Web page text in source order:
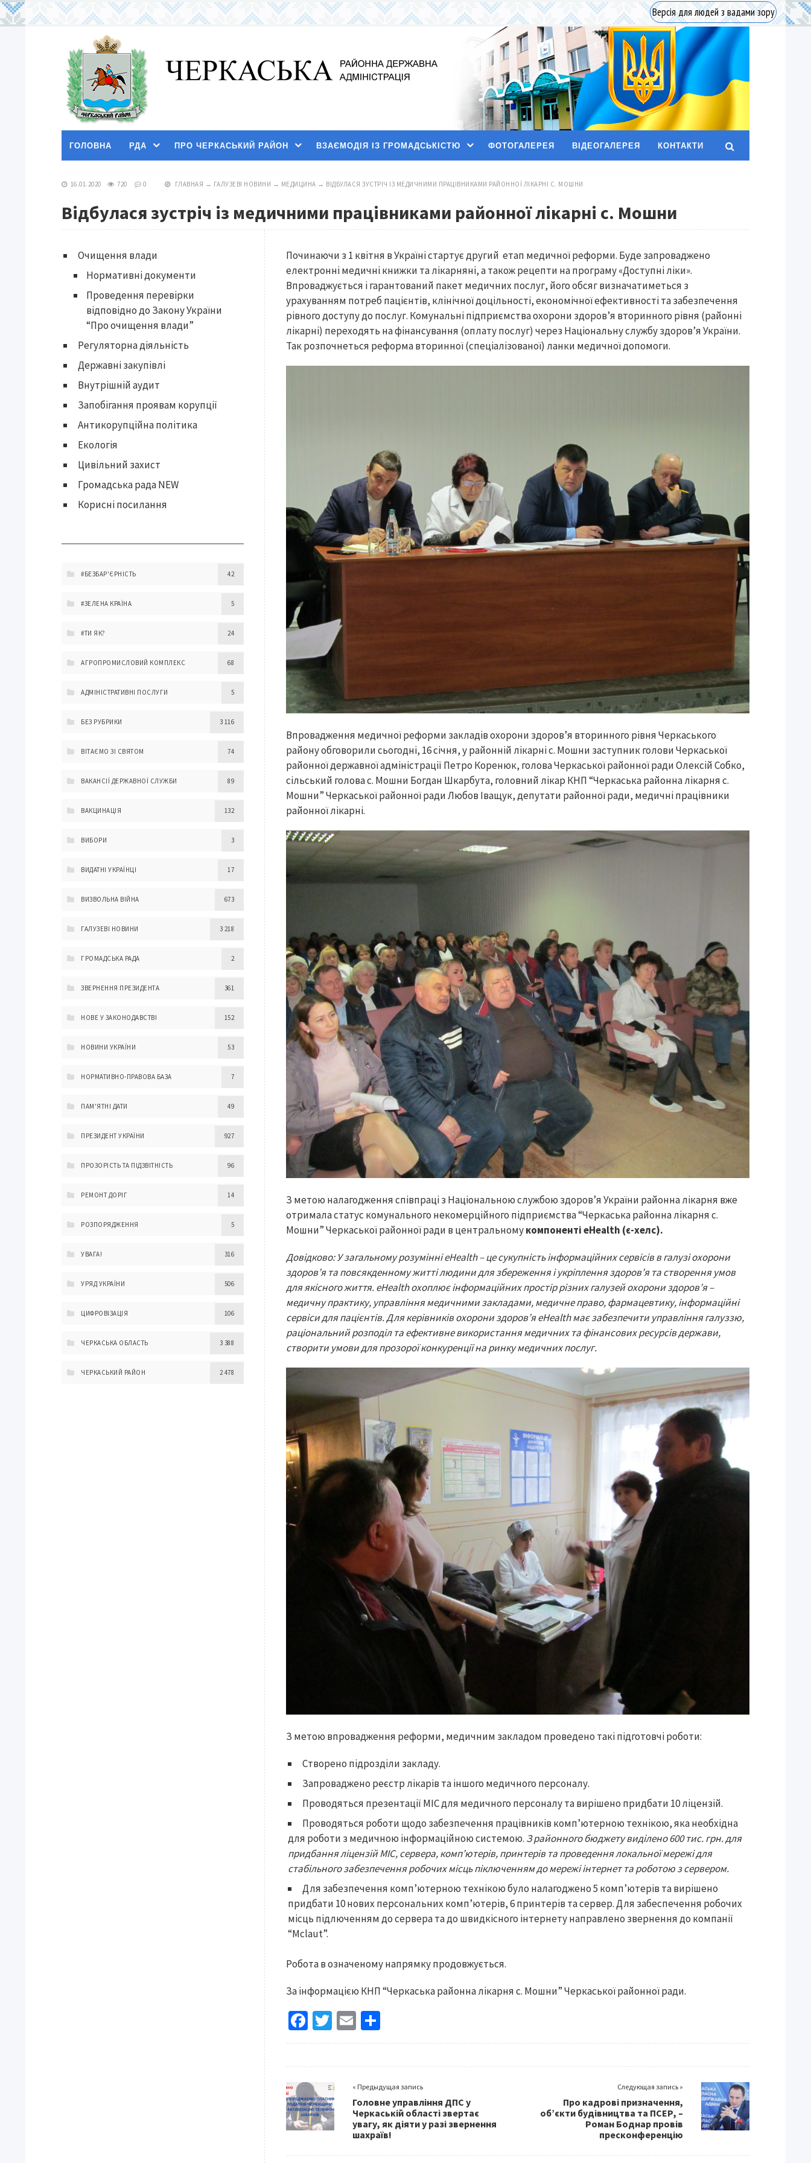
Версія для людей з вадами зору
ГОЛОВНА РДА ПРО ЧЕРКАСЬКИЙ РАЙОН ВЗАЄМОДІЯ ІЗ ГРОМАДСЬКІСТЮ ФОТОГАЛЕРЕЯ ВІДЕОГАЛЕРЕЯ КОНТАКТИ
16.01.2020 720 0 ГЛАВНАЯ → ГАЛУЗЕВІ НОВИНИ → МЕДИЦИНА → ВІДБУЛАСЯ ЗУСТРІЧ ІЗ МЕДИЧНИМИ ПРАЦІВНИКАМИ РАЙОННОЇ ЛІКАРНІ С. МОШНИ
Відбулася зустріч із медичними працівниками районної лікарні с. Мошни
Починаючи з 1 квітня в Україні стартує другий етап медичної реформи. Буде запроваджено
електронні медичні книжки та лікарняні, а також рецепти на програму «Доступні ліки».
Впроваджується і гарантований пакет медичних послуг, його обсяг визначатиметься з
урахуванням потреб пацієнтів, клінічної доцільності, економічної ефективності та забезпечення
рівного доступу до послуг. Комунальні підприємства охорони здоров’я вторинного рівня (районні
лікарні) переходять на фінансування (оплату послуг) через Національну службу здоров’я України.
Так розпочнеться реформа вторинної (спеціалізованої) ланки медичної допомоги.
Впровадження медичної реформи закладів охорони здоров’я вторинного рівня Черкаського
району обговорили сьогодні, 16 січня, у районній лікарні с. Мошни заступник голови Черкаської
районної державної адміністрації Петро Коренюк, голова Черкаської районної ради Олексій Собко,
сільський голова с. Мошни Богдан Шкарбута, головний лікар КНП “Черкаська районна лікарня с.
Мошни” Черкаської районної ради Любов Іващук, депутати районної ради, медичні працівники
районної лікарні.
З метою налагодження співпраці з Національною службою здоров’я України районна лікарня вже
отримала статус комунального некомерційного підприємства “Черкаська районна лікарня с.
Мошни” Черкаської районної ради в центральномукомпоненті еHealth (є-хелс).
Довідково: У загальному розумінні еHealth – це сукупність інформаційних сервісів в галузі охорони
здоров’я та повсякденному житті людини для збереження і укріплення здоров’я та створення умов
для якісного життя. еHealth охоплює інформаційних простір різних галузей охорони здоров’я –
медичну практику, управління медичними закладами, медичне право, фармацевтику, інформаційні
сервіси для пацієнтів. Для керівників охорони здоров’я еHealth має забезпечити управління галуззю,
раціональний розподіл та ефективне використання медичних та фінансових ресурсів держави,
створити умови для прозорої конкуренції на ринку медичних послуг.
З метою впровадження реформи, медичним закладом проведено такі підготовчі роботи:
Створено підрозділи закладу.
Запроваджено реєстр лікарів та іншого медичного персоналу.
Проводяться презентації МІС для медичного персоналу та вирішено придбати 10 ліцензій.
Проводяться роботи щодо забезпечення працівників комп’ютерною технікою, яка необхідна
для роботи з медичною інформаційною системою. З районного бюджету виділено 600 тис. грн. для
придбання ліцензій МІС, сервера, комп’ютерів, принтерів та проведення локальної мережі для
стабільного забезпечення робочих місць піключенням до мережі інтернет та роботою з сервером.
Для забезпечення комп’ютерною технікою було налагоджено 5 комп’ютерів та вирішено
придбати 10 нових персональних комп’ютерів, 6 принтерів та сервер. Для забеспечення робочих
місць підлюченням до сервера та до швидкісного інтернету направлено звернення до компанії
“Mclaut”.
Робота в означеному напрямку продовжується.
За інформацією КНП “Черкаська районна лікарня с. Мошни” Черкаської районної ради.
Fa
ce
o
o
k
T
wi
er
E
m
l
h
« Предыдущая запись
Головне управління ДПС у
Черкаській області звертає
увагу, як діяти у разі звернення
шахраїв!
Следующая запись »
Про кадрові призначення,
об’єкти будівництва та ПСЕР, –
Роман Боднар провів
пресконференцію
Очищення влади
Нормативні документи
Проведення перевірки
відповідно до Закону України
“Про очищення влади”
Регуляторна діяльність
Державні закупівлі
Внутрішній аудит
Запобігання проявам корупції
Антикорупційна політика
Екологія
Цивільний захист
Громадська рада NEW
Корисні посилання
#БЕЗБАР'ЄРНІСТЬ 42
#ЗЕЛЕНА КРАЇНА 5
#ТИ ЯК? 24
АГРОПРОМИСЛОВИЙ КОМПЛЕКС 68
АДМІНІСТРАТИВНІ ПОСЛУГИ 5
БЕЗ РУБРИКИ 3 116
ВІТАЄМО ЗІ СВЯТОМ 74
ВАКАНСІЇ ДЕРЖАВНОЇ СЛУЖБИ 89
ВАКЦИНАЦІЯ 132
ВИБОРИ 3
ВИДАТНІ УКРАЇНЦІ 17
ВИЗВОЛЬНА ВІЙНА 673
ГАЛУЗЕВІ НОВИНИ 3 218
ГРОМАДСЬКА РАДА 2
ЗВЕРНЕННЯ ПРЕЗИДЕНТА 361
НОВЕ У ЗАКОНОДАВСТВІ 152
НОВИНИ УКРАЇНИ 53
НОРМАТИВНО-ПРАВОВА БАЗА 7
ПАМ'ЯТНІ ДАТИ 49
ПРЕЗИДЕНТ УКРАЇНИ 927
ПРОЗОРІСТЬ ТА ПІДЗВІТНІСТЬ 96
РЕМОНТ ДОРІГ 14
РОЗПОРЯДЖЕННЯ 5
УВАГА! 316
УРЯД УКРАЇНИ 506
ЦИФРОВІЗАЦІЯ 106
ЧЕРКАСЬКА ОБЛАСТЬ 3 388
ЧЕРКАСЬКИЙ РАЙОН 2 478